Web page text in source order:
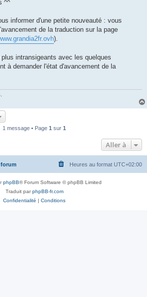
^^
informer d'une petite nouveauté : vous
de la traduction sur la page
).
intransigeants avec les quelques
à demander l'état d'avancement de la
1 message • Page 1 sur 1
Aller à
Heures au format UTC+02:00
phpBB® Forum Software © phpBB Limited
Traduit parphpBB-fr.com
Confidentialité | Conditions